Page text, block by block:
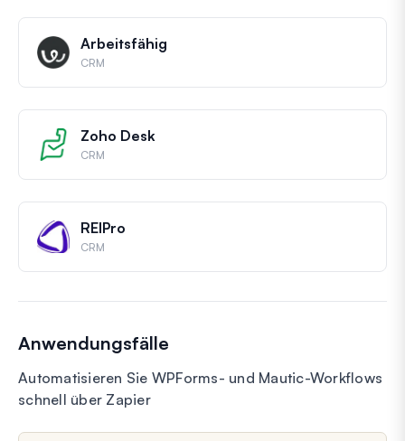
Arbeitsfähig
CRM
Zoho Desk
CRM
REIPro
CRM
Anwendungsfälle
Automatisieren Sie WPForms- und Mautic-Workflows
schnell über Zapier